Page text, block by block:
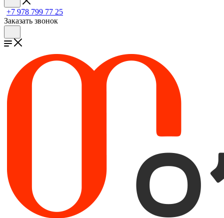
+7 978 799 77 25
Заказать звонок